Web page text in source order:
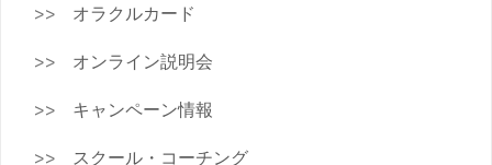
オラクルカード
オンライン説明会
キャンペーン情報
スクール・コーチング